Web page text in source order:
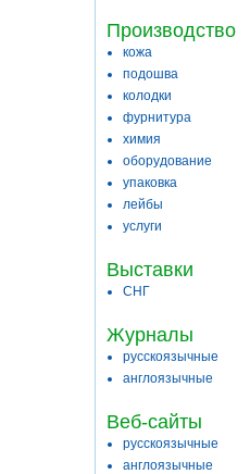
Производство
кожа
подошва
колодки
фурнитура
химия
оборудование
упаковка
лейбы
услуги
Выставки
СНГ
Журналы
русскоязычные
англоязычные
Веб-сайты
русскоязычные
англоязычные